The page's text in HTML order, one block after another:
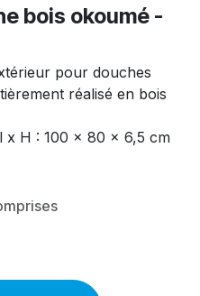
bois okoumé -
pour douches
réalisé en bois
x H : 100 x 80 x 6,5 cm